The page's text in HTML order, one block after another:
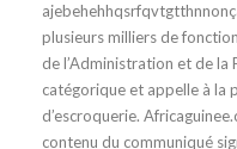
plusieurs milliers de
de l’Administration et de
catégorique et appelle à la
d’escroquerie.
contenu du communiqué